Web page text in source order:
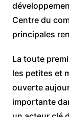
Centre du
principales
La toute
les petites et
ouverte
importante